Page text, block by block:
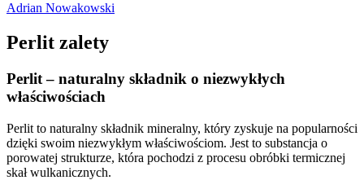
Adrian Nowakowski
Perlit zalety
Perlit – naturalny składnik o niezwykłych
właściwościach
Perlit to naturalny składnik mineralny, który zyskuje na popularności
dzięki swoim niezwykłym właściwościom. Jest to substancja o
porowatej strukturze, która pochodzi z procesu obróbki termicznej
skał wulkanicznych.